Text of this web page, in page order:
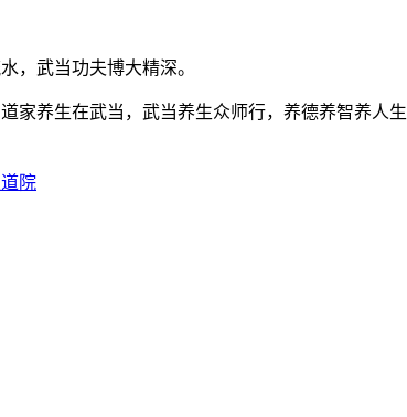
，武当功夫博大精深。
家养生在武当，武当养生众师行，养德养智养人生